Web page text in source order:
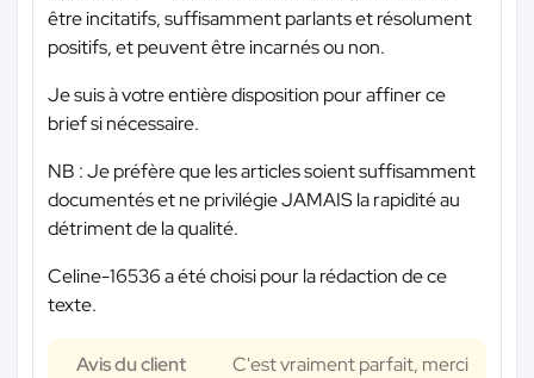
être incitatifs, suffisamment parlants et résolument
positifs, et peuvent être incarnés ou non.
Je suis à votre entière disposition pour affiner ce
brief si nécessaire.
NB : Je préfère que les articles soient suffisamment
documentés et ne privilégie JAMAIS la rapidité au
détriment de la qualité.
Celine-16536 a été choisi pour la rédaction de ce
texte.
Avis du client
C'est vraiment parfait, merci